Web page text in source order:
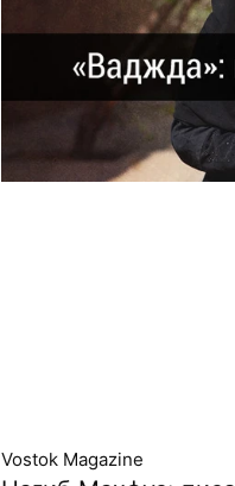
Vostok Magazine